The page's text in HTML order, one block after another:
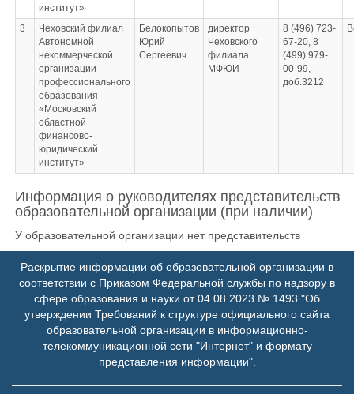
институт»
3
Чеховский филиал
Автономной
некоммерческой
организации
профессионального
образования
«Московский
областной
финансово-
юридический
институт»
Белокопытов
Юрий
Сергеевич
директор
Чеховского
филиала
МФЮИ
8 (496) 723-
67-20, 8
(499) 979-
00-99,
доб.3212
Информация о руководителях представительств
образовательной организации (при наличии)
У образовательной организации нет представительств
Раскрытие информации об образовательной организации в
соответствии с Приказом Федеральной службы по надзору в
сфере образования и науки от 04.08.2023 № 1493 "Об
утверждении Требований к структуре официального сайта
образовательной организации в информационно-
телекоммуникационной сети "Интернет" и формату
представления информации".